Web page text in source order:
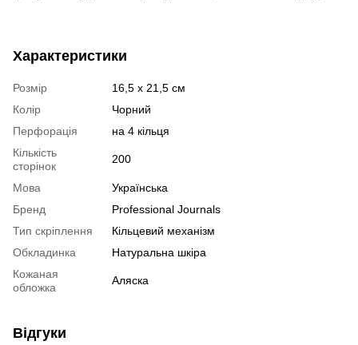
Характеристики
Розмір
16,5 х 21,5 см
Колір
Чорний
Перфорація
на 4 кільця
Кількість
сторінок
200
Мова
Українська
Бренд
Professional Journals
Тип скріплення
Кільцевий механізм
Обкладинка
Натуральна шкіра
Кожаная
обложка
Аляска
Відгуки